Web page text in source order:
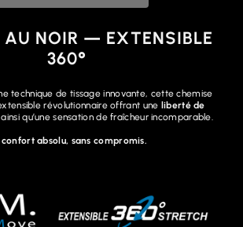
AU NOIR — EXTENSIBLE
360°
technique de tissage innovante, cette chemise
révolutionnaire offrant une liberté de
ainsi qu’une sensation de fraîcheur incomparable.
confort absolu, sans compromis.